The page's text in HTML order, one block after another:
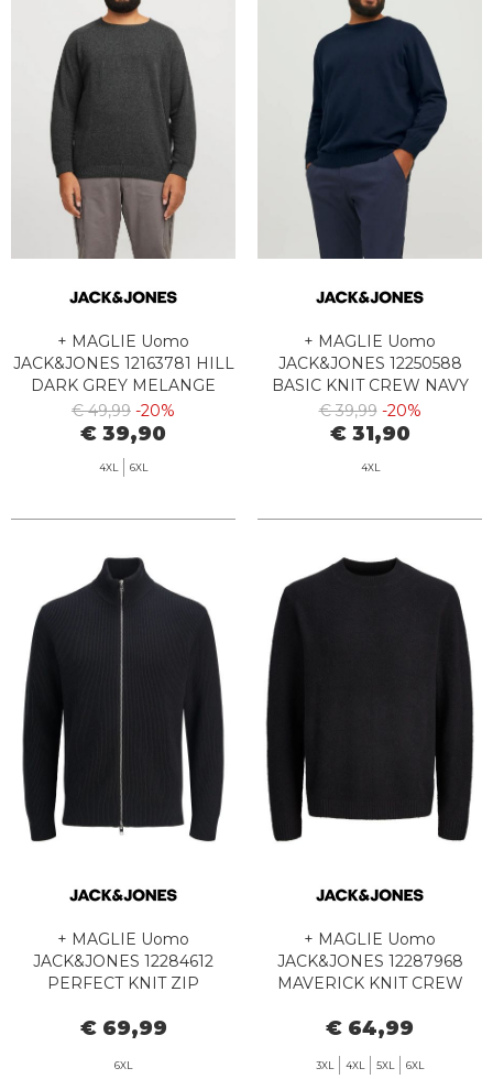
+ MAGLIE Uomo
JACK&JONES 12163781 HILL
DARK GREY MELANGE
€ 49,99 -20%
€ 39,90
4XL 6XL
+ MAGLIE Uomo
JACK&JONES 12250588
BASIC KNIT CREW NAVY
BLAZER
€ 39,99 -20%
€ 31,90
4XL
+ MAGLIE Uomo
JACK&JONES 12284612
PERFECT KNIT ZIP
€ 69,99
6XL
+ MAGLIE Uomo
JACK&JONES 12287968
MAVERICK KNIT CREW
€ 64,99
3XL 4XL 5XL 6XL